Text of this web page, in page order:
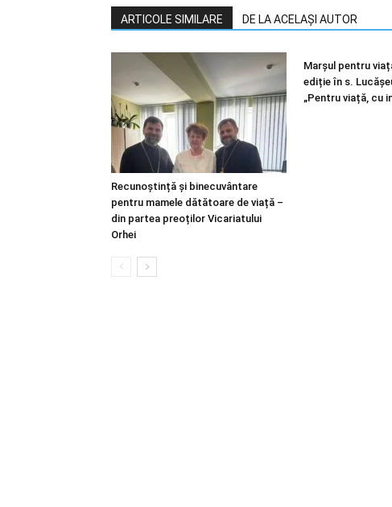
ARTICOLE SIMILARE DE LA ACELAȘI AUTOR
Recunoștință și binecuvântare
pentru mamele dătătoare de viață –
din partea preoților Vicariatului
Orhei
Marșul pentru
ediție în s.
„Pentru viață, cu